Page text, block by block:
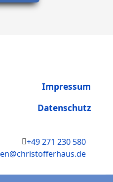
Impressum
Datenschutz
+49 271 230 580